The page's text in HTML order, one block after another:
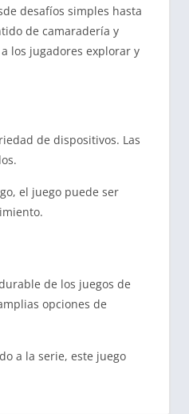
desafíos simples hasta
de camaradería y
los jugadores explorar y
de dispositivos. Las
el juego puede ser
de los juegos de
opciones de
a la serie, este juego